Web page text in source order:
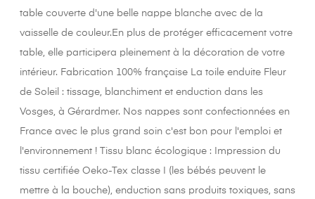
table couverte d'une belle nappe blanche avec de la
vaisselle de couleur.En plus de protéger efficacement votre
table, elle participera pleinement à la décoration de votre
intérieur. Fabrication 100% française La toile enduite Fleur
de Soleil : tissage, blanchiment et enduction dans les
Vosges, à Gérardmer. Nos nappes sont confectionnées en
France avec le plus grand soin c'est bon pour l'emploi et
l'environnement ! Tissu blanc écologique : Impression du
tissu certifiée Oeko-Tex classe I (les bébés peuvent le
mettre à la bouche), enduction sans produits toxiques, sans